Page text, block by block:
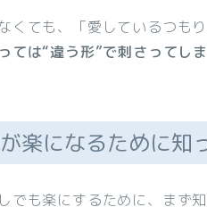
くても、「愛しているつも
ては“違う形”で刺さってし
楽になるために知
でも楽にするために、まず